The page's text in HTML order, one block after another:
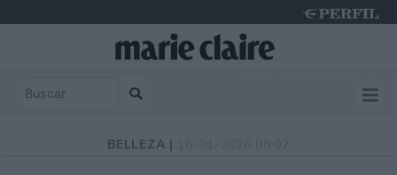
BELLEZA |